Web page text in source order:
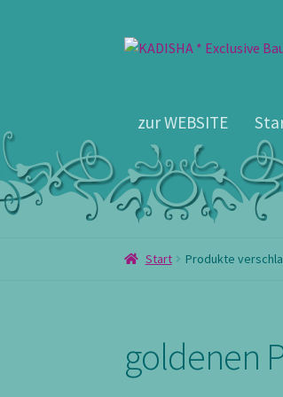
Zur
Zum
zur WEBSITE
Start Produkte
goldenen